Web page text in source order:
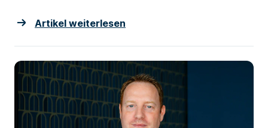
Artikel weiterlesen